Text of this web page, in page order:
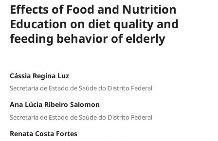
Effects of Food and Nutrition
Education on diet quality and
feeding behavior of elderly
Cássia Regina Luz
Secretaria de Estado de Saúde do Distrito Federal
Ana Lúcia Ribeiro Salomon
Secretaria de Estado de Saúde do Distrito Federal
Renata Costa Fortes